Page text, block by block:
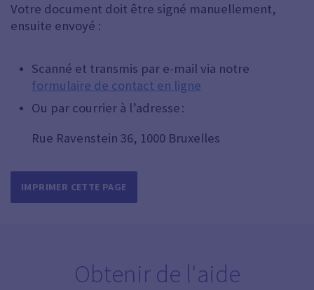
Votre document doit être signé manuellement,
ensuite envoyé :
Scanné et transmis par e-mail via notre
formulaire de contact en ligne
Ou par courrier à l’adresse :
Rue Ravenstein 36, 1000 Bruxelles
IMPRIMER CETTE PAGE
Obtenir de l'aide